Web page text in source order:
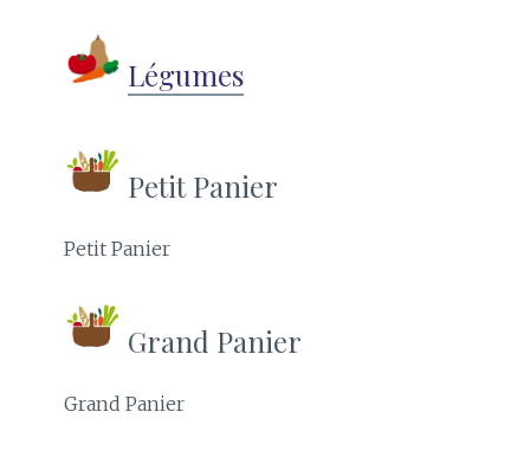
Légumes
Petit Panier
Petit Panier
Grand Panier
Grand Panier